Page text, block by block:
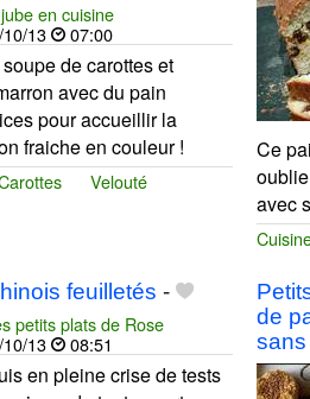
en cuisine
13
07:00
de carottes et
avec du pain
pour accueillir la
fraiche en couleur !
Velouté
Ce
avec
feuilletés -
petits plats de Rose
13
08:51
en pleine crise de tests
de